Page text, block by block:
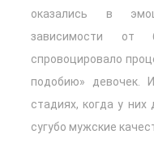
оказались в
зависимости от
спровоцировало
подобию» девочек.
стадиях, когда у
сугубо мужские